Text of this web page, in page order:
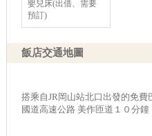
嬰兒床(出借、需要
預訂)
飯店交通地圖
搭乘自JR岡山站北口出發的免
國道高速公路 美作匝道１０分